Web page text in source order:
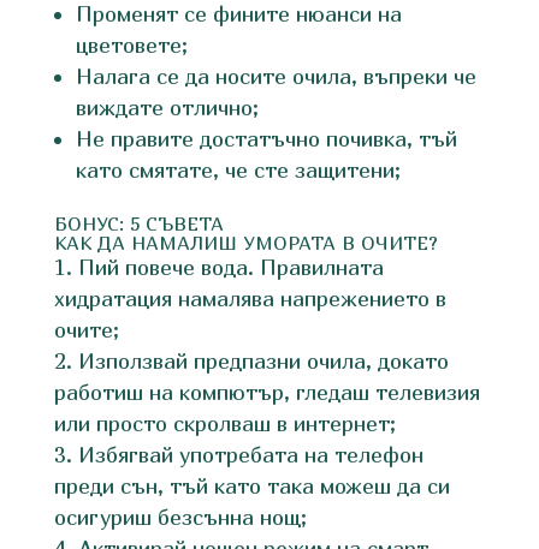
Променят се фините нюанси на
цветовете;
Налага се да носите очила, въпреки че
виждате отлично;
Не правите достатъчно почивка, тъй
като смятате, че сте защитени;
БОНУС: 5 СЪВЕТА
КАК ДА НАМАЛИШ УМОРАТА В ОЧИТЕ?
Пий повече вода. Правилната
хидратация намалява напрежението в
очите;
Използвай предпазни очила, докато
работиш на компютър, гледаш телевизия
или просто скролваш в интернет;
Избягвай употребата на телефон
преди сън, тъй като така можеш да си
осигуриш безсънна нощ;